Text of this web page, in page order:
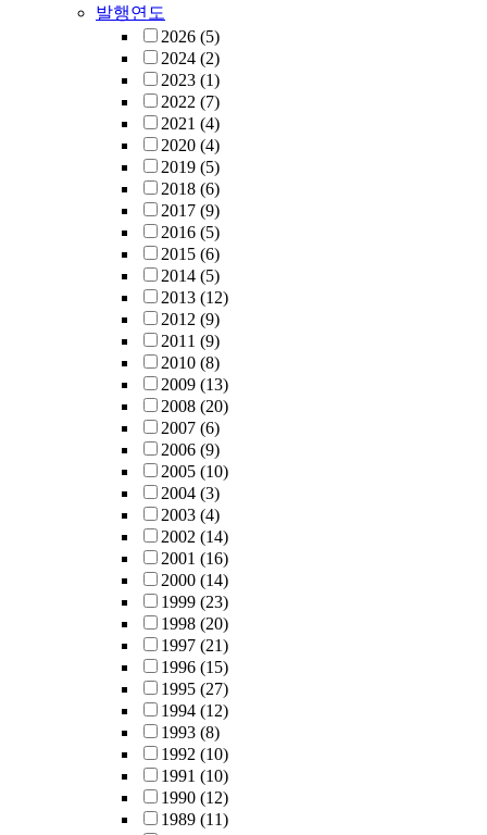
발행연도
2026 (5)
2024 (2)
2023 (1)
2022 (7)
2021 (4)
2020 (4)
2019 (5)
2018 (6)
2017 (9)
2016 (5)
2015 (6)
2014 (5)
2013 (12)
2012 (9)
2011 (9)
2010 (8)
2009 (13)
2008 (20)
2007 (6)
2006 (9)
2005 (10)
2004 (3)
2003 (4)
2002 (14)
2001 (16)
2000 (14)
1999 (23)
1998 (20)
1997 (21)
1996 (15)
1995 (27)
1994 (12)
1993 (8)
1992 (10)
1991 (10)
1990 (12)
1989 (11)